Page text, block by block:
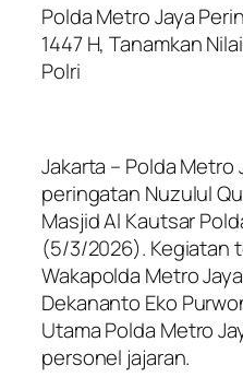
Polda Metro Jaya
1447 H, Tanamkan
Polri
Jakarta – Polda Metro
peringatan Nuzulul
Masjid Al Kautsar
(5/3/2026). Kegiatan
Wakapolda Metro
Dekananto Eko
Utama Polda Metro
personel jajaran.